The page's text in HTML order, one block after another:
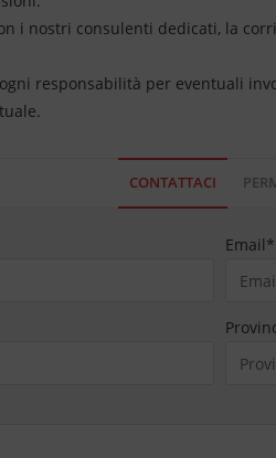
i nostri consulenti dedicati, la
responsabilità per eventuali
CONTATTACI
Email*